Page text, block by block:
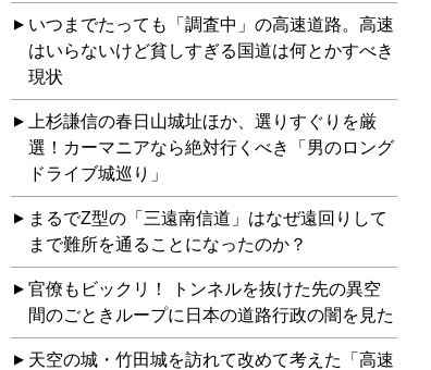
いつまでたっても「調査中」の高速道路。高速
はいらないけど貧しすぎる国道は何とかすべき
現状
上杉謙信の春日山城址ほか、選りすぐりを厳
選！カーマニアなら絶対行くべき「男のロング
ドライブ城巡り」
まるでZ型の「三遠南信道」はなぜ遠回りして
まで難所を通ることになったのか？
官僚もビックリ！ トンネルを抜けた先の異空
間のごときループに日本の道路行政の闇を見た
天空の城・竹田城を訪れて改めて考えた「高速